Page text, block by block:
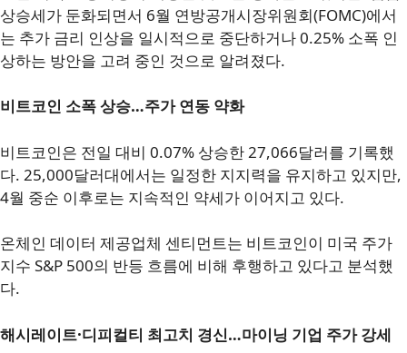
상승세가 둔화되면서 6월 연방공개시장위원회(FOMC)에서
는 추가 금리 인상을 일시적으로 중단하거나 0.25% 소폭 인
상하는 방안을 고려 중인 것으로 알려졌다.
비트코인 소폭 상승…주가 연동 약화
비트코인은 전일 대비 0.07% 상승한 27,066달러를 기록했
다. 25,000달러대에서는 일정한 지지력을 유지하고 있지만,
4월 중순 이후로는 지속적인 약세가 이어지고 있다.
온체인 데이터 제공업체 센티먼트는 비트코인이 미국 주가
지수 S&P 500의 반등 흐름에 비해 후행하고 있다고 분석했
다.
해시레이트·디피컬티 최고치 경신…마이닝 기업 주가 강세